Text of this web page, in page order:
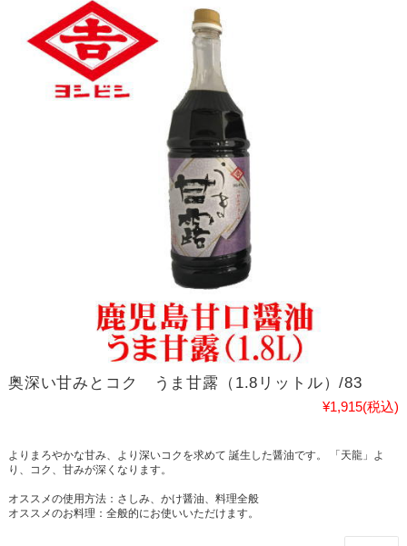
奥深い甘みとコク うま甘露（1.8リットル）/83
¥1,915(税込)
よりまろやかな甘み、より深いコクを求めて 誕生した醤油です。 「天龍」よ
り、コク、甘みが深くなります。
オススメの使用方法：さしみ、かけ醤油、料理全般
オススメのお料理：全般的にお使いいただけます。